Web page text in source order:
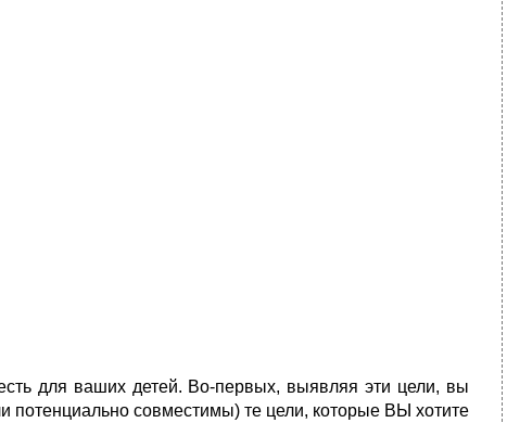
для ваших детей. Во-первых, выявляя эти цели, вы
потенциально совместимы) те цели, которые ВЫ хотите